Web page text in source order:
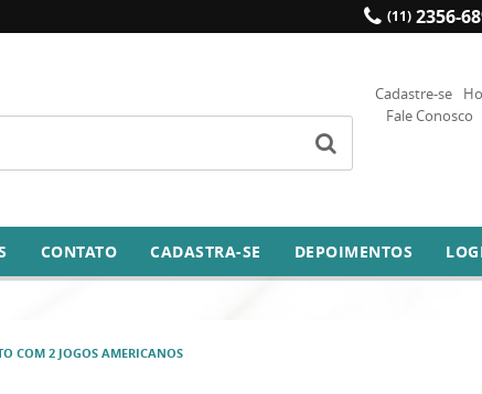
(11) 2356-
Cadastre-se
Fale Conosco
CONTATO CADASTRA-SE DEPOIMENTOS
COM 2 JOGOS AMERICANOS